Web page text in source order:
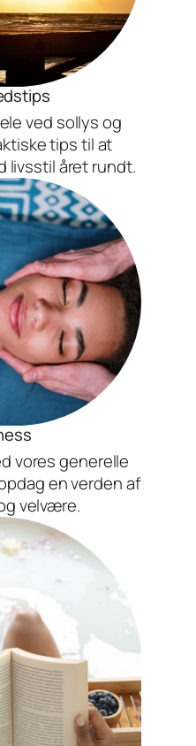
ved sollys og
tips til at
livsstil året rundt.
vores generelle
en verden af
velvære.